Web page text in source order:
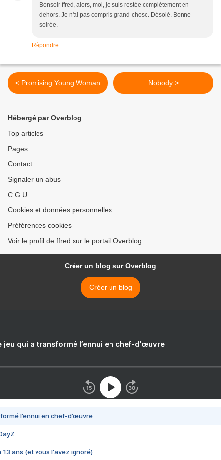
Bonsoir ffred, alors, moi, je suis restée complètement en
dehors. Je n'ai pas compris grand-chose. Désolé. Bonne
soirée.
Répondre
< Promising Young Woman Nobody >
Hébergé par Overblog
Top articles
Pages
Contact
Signaler un abus
C.G.U.
Cookies et données personnelles
Préférences cookies
Voir le profil de ffred sur le portail Overblog
Créer un blog sur Overblog
Créer un blog
jeu qui a transformé l’ennui en chef-d’œuvre
l’ennui en chef-d’œuvre
13 ans (et vous l'avez ignoré)